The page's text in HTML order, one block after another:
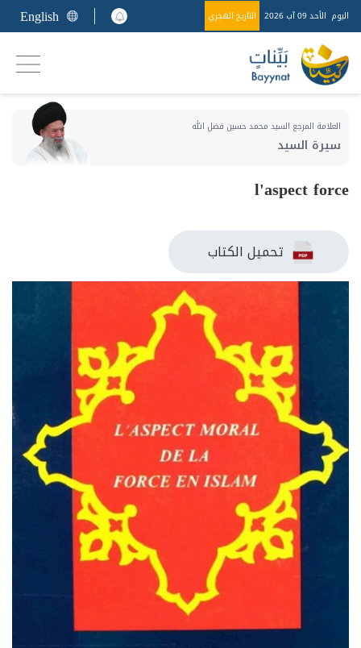
اليوم الأحد 09 آب 2026 التاريخ الهجري English
العلامة المرجع السيد محمد حسين فضل الله
سيرة السيد
l'aspect force
تحميل الكتاب